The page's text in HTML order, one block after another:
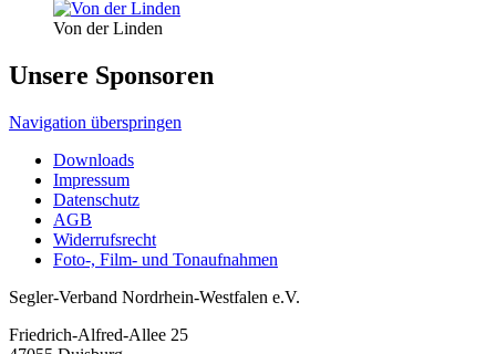
Von der Linden
Unsere Sponsoren
Navigation überspringen
Downloads
Impressum
Datenschutz
AGB
Widerrufsrecht
Foto-, Film- und Tonaufnahmen
Segler-Verband Nordrhein-Westfalen e.V.
Friedrich-Alfred-Allee 25